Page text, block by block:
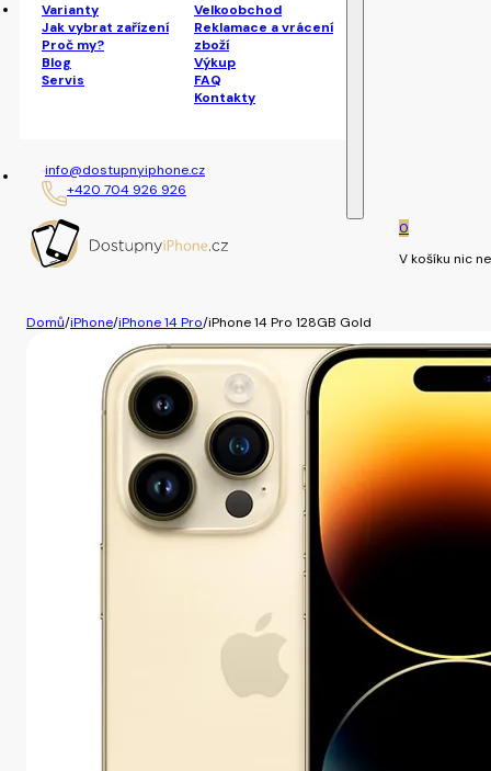
Varianty
Jak vybrat zařízení
Proč my?
Blog
Servis
Velkoobchod
Reklamace a vrácení
zboží
Výkup
FAQ
Kontakty
info@dostupnyiphone.cz
+420 704 926 926
0
V košíku nic
Domů/iPhone/iPhone 14 Pro/iPhone 14 Pro 128GB Gold